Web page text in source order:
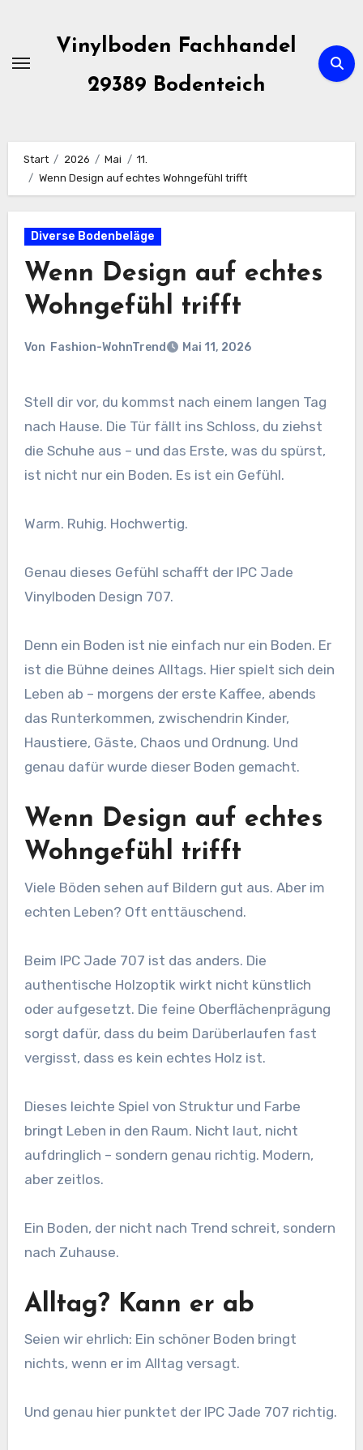
springen
Vinylboden Fachhandel
29389 Bodenteich
Start 2026 Mai
11.
Wenn Design auf echtes Wohngefühl trifft
Diverse Bodenbeläge
Wenn Design auf echtes
Wohngefühl trifft
Von Fashion-WohnTrend Mai 11, 2026
Stell dir vor, du kommst nach einem langen Tag
nach Hause. Die Tür fällt ins Schloss, du ziehst
die Schuhe aus – und das Erste, was du spürst,
ist nicht nur ein Boden. Es ist ein Gefühl.
Warm. Ruhig. Hochwertig.
Genau dieses Gefühl schafft der IPC Jade
Vinylboden Design 707.
Denn ein Boden ist nie einfach nur ein Boden. Er
ist die Bühne deines Alltags. Hier spielt sich dein
Leben ab – morgens der erste Kaffee, abends
das Runterkommen, zwischendrin Kinder,
Haustiere, Gäste, Chaos und Ordnung. Und
genau dafür wurde dieser Boden gemacht.
Wenn Design auf echtes
Wohngefühl trifft
Viele Böden sehen auf Bildern gut aus. Aber im
echten Leben? Oft enttäuschend.
Beim IPC Jade 707 ist das anders. Die
authentische Holzoptik wirkt nicht künstlich
oder aufgesetzt. Die feine Oberflächenprägung
sorgt dafür, dass du beim Darüberlaufen fast
vergisst, dass es kein echtes Holz ist.
Dieses leichte Spiel von Struktur und Farbe
bringt Leben in den Raum. Nicht laut, nicht
aufdringlich – sondern genau richtig. Modern,
aber zeitlos.
Ein Boden, der nicht nach Trend schreit, sondern
nach Zuhause.
Alltag? Kann er ab
Seien wir ehrlich: Ein schöner Boden bringt
nichts, wenn er im Alltag versagt.
Und genau hier punktet der IPC Jade 707 richtig.